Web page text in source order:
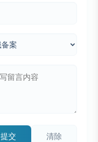
提交 清除